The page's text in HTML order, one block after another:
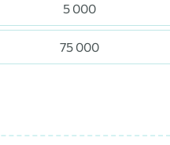
5 000
75 000